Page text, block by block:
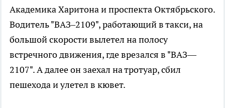
Академика Харитона и проспекта Октябрьского.
Водитель "ВАЗ–2109", работающий в такси, на
большой скорости вылетел на полосу
встречного движения, где врезался в "ВАЗ—
2107". А далее он заехал на тротуар, сбил
пешехода и улетел в кювет.